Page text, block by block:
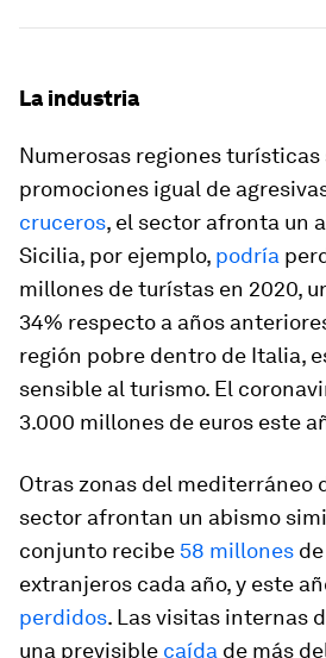
La industria
Numerosas regiones turísticas
promociones igual de
cruceros, el sector afronta un
Sicilia, por ejemplo, podría
millones de turístas en 2020,
34% respecto a años
región pobre dentro de Italia,
sensible al turismo. El
3.000 millones de euros este
Otras zonas del mediterráneo
sector afrontan un abismo
conjunto recibe 58 millones
extranjeros cada año, y este
perdidos. Las visitas internas
una previsible caída de más